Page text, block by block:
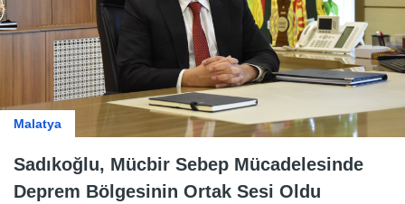
Malatya
Sadıkoğlu, Mücbir Sebep Mücadelesinde
Deprem Bölgesinin Ortak Sesi Oldu